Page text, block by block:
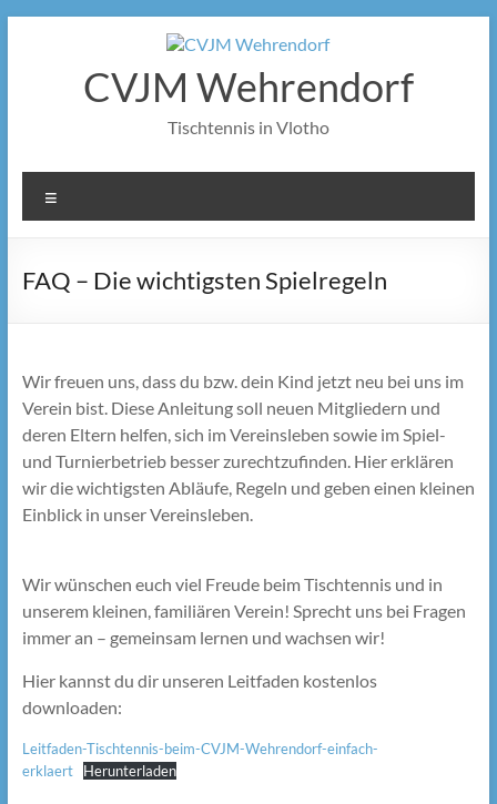
CVJM Wehrendorf
Tischtennis in Vlotho
FAQ – Die wichtigsten Spielregeln
Wir freuen uns, dass du bzw. dein Kind jetzt neu bei uns im
Verein bist. Diese Anleitung soll neuen Mitgliedern und
deren Eltern helfen, sich im Vereinsleben sowie im Spiel-
und Turnierbetrieb besser zurechtzufinden. Hier erklären
wir die wichtigsten Abläufe, Regeln und geben einen kleinen
Einblick in unser Vereinsleben.
Wir wünschen euch viel Freude beim Tischtennis und in
unserem kleinen, familiären Verein! Sprecht uns bei Fragen
immer an – gemeinsam lernen und wachsen wir!
Hier kannst du dir unseren Leitfaden kostenlos
downloaden:
Leitfaden-Tischtennis-beim-CVJM-Wehrendorf-einfach-
erklaert
Herunterladen